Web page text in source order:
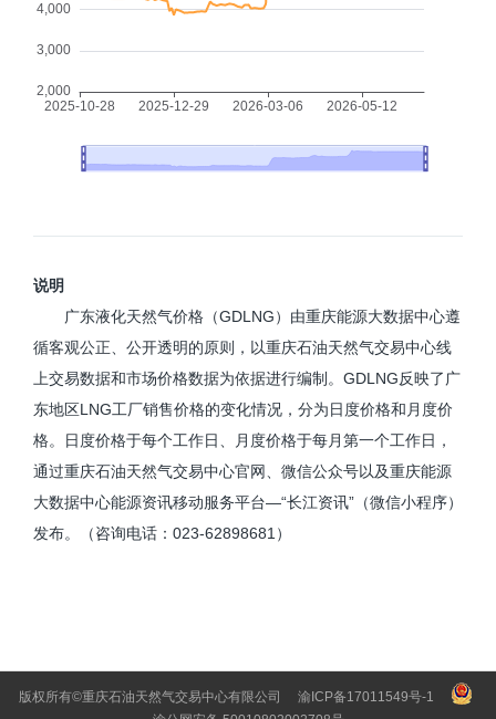
说明
广东液化天然气价格（GDLNG）由重庆能源大数据中心遵
循客观公正、公开透明的原则，以重庆石油天然气交易中心线
上交易数据和市场价格数据为依据进行编制。GDLNG反映了广
东地区LNG工厂销售价格的变化情况，分为日度价格和月度价
格。日度价格于每个工作日、月度价格于每月第一个工作日，
通过重庆石油天然气交易中心官网、微信公众号以及重庆能源
大数据中心能源资讯移动服务平台—“长江资讯”（微信小程序）
发布。（咨询电话：023-62898681）
版权所有©重庆石油天然气交易中心有限公司
渝ICP备17011549号-1